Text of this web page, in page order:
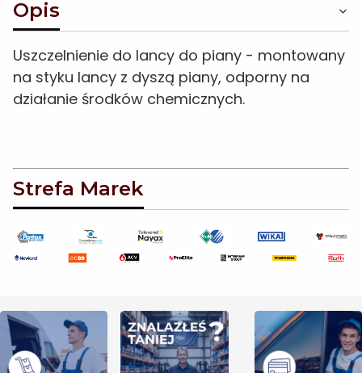
Opis
Uszczelnienie do lancy do piany - montowany
na styku lancy z dyszą piany, odporny na
działanie środków chemicznych.
Strefa Marek